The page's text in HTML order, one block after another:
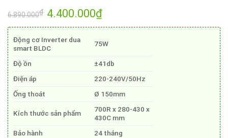
6.890.000₫ Giá
gốc
là:
4.400.000₫Giá
tại
4.400.000₫.
Động cơ Inverter dua
smart BLDC
75W
Độ ồn
±41db
Điện áp
220-240V/50Hz
Ống thoát
Ø 150mm
Kích thước sản phẩm
700R x 280-430 x
430C mm
Bảo hành
24 tháng